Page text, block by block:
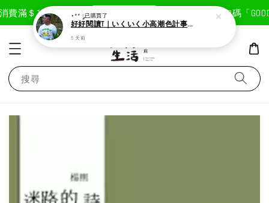
滿＄1800免運費 現在去購物！ 首次註冊輸入折扣碼「
搜尋
⋆** ༘已購買了
好好閱讀T｜いくいく小高潮色計事務所X好好生活書店聯名款
5 天前